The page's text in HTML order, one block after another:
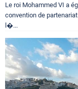
Le roi Mohammed VI a
convention de
l�...